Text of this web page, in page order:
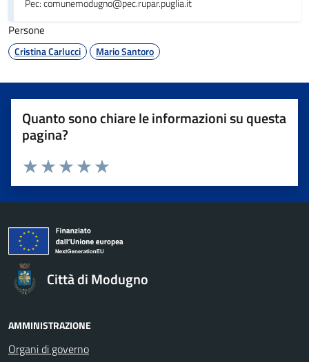
Pec: comunemodugno@pec.rupar.puglia.it
Persone
Cristina Carlucci Mario Santoro
Quanto sono chiare le informazioni su questa
pagina?
Valuta da 1 a 5 stelle la pagina
Valuta 5 stelle su 5
Valuta 4 stelle su 5
Valuta 3 stelle su 5
Valuta 2 stelle su 5
Valuta 1 stelle su 5
Città di Modugno
AMMINISTRAZIONE
Organi di governo